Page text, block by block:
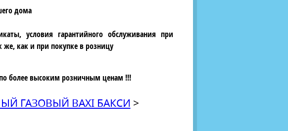
дома
условия гарантийного обслуживания при
как и при покупке в розницу
более высоким розничным ценам !!!
ГАЗОВЫЙ BAXI БАКСИ >